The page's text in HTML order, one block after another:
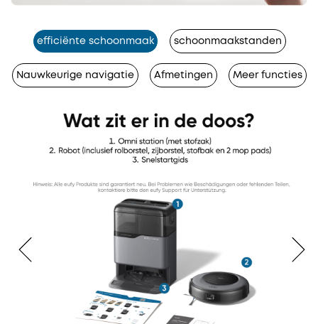
efficiënte schoonmaak schoonmaakstanden
Nauwkeurige navigatie Afmetingen Meer functies